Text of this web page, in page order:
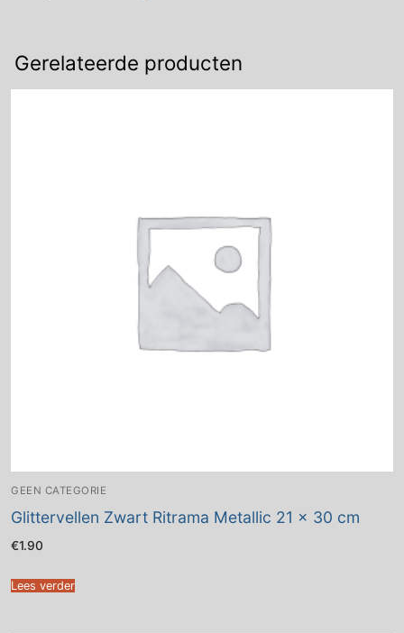
Gerelateerde producten
GEEN CATEGORIE
Glittervellen Zwart Ritrama Metallic 21 x 30 cm
€1.90
Lees verder